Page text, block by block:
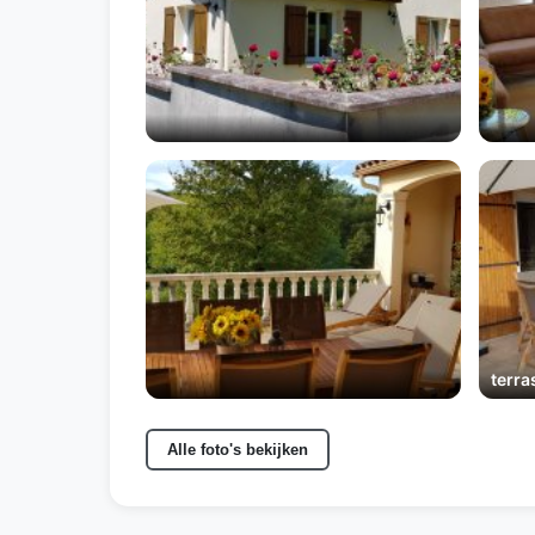
Alle foto's bekijken